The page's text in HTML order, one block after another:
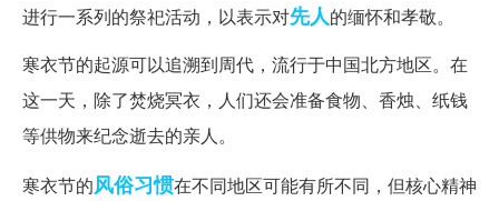
进行一系列的祭祀活动，以表示对先人的缅怀和孝敬。
寒衣节的起源可以追溯到周代，流行于中国北方地区。在
这一天，除了焚烧冥衣，人们还会准备食物、香烛、纸钱
等供物来纪念逝去的亲人。
寒衣节的风俗习惯在不同地区可能有所不同，但核心精神